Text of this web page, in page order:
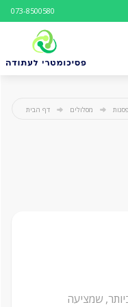
073-8500580
דף הבית מסלולים
שמציעה